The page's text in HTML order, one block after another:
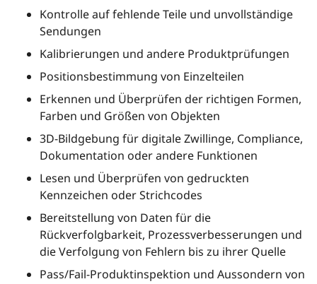
Kontrolle auf fehlende Teile und unvollständige
Sendungen
Kalibrierungen und andere Produktprüfungen
Positionsbestimmung von Einzelteilen
Erkennen und Überprüfen der richtigen Formen,
Farben und Größen von Objekten
3D-Bildgebung für digitale Zwillinge, Compliance,
Dokumentation oder andere Funktionen
Lesen und Überprüfen von gedruckten
Kennzeichen oder Strichcodes
Bereitstellung von Daten für die
Rückverfolgbarkeit, Prozessverbesserungen und
die Verfolgung von Fehlern bis zu ihrer Quelle
Pass/Fail-Produktinspektion und Aussondern von